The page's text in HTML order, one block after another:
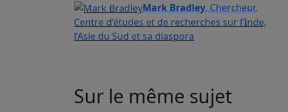
Mark Bradley, Chercheur,
Centre d’études et de recherches sur l’Inde,
l’Asie du Sud et sa diaspora
Sur le même sujet